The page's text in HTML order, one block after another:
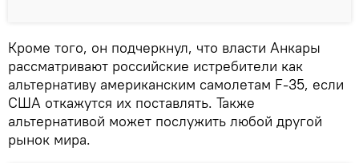
Кроме того, он подчеркнул, что власти Анкары
рассматривают российские истребители как
альтернативу американским самолетам F-35, если
США откажутся их поставлять. Также
альтернативой может послужить любой другой
рынок мира.